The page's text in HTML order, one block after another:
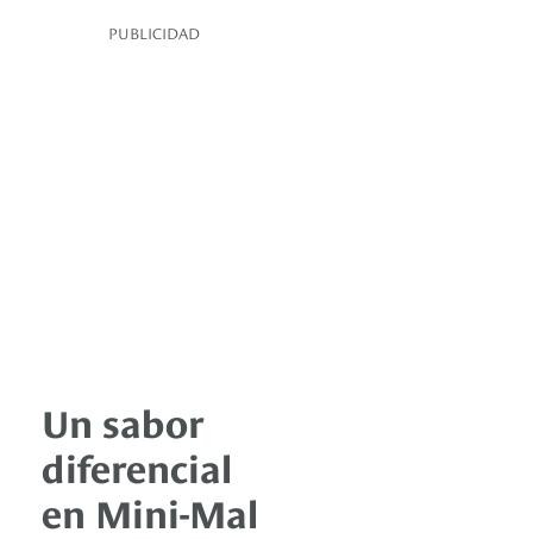
PUBLICIDAD
Un sabor
diferencial
en Mini-Mal